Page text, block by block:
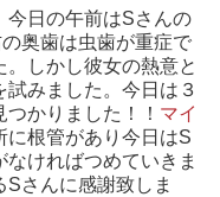
今日の午前はSさんの
奥歯は虫歯が重症で
しかし彼女の熱意と
みました。今日は３
かりました！！ マイ
に根管があり今日はS
ければつめていきま
さんに感謝致しま